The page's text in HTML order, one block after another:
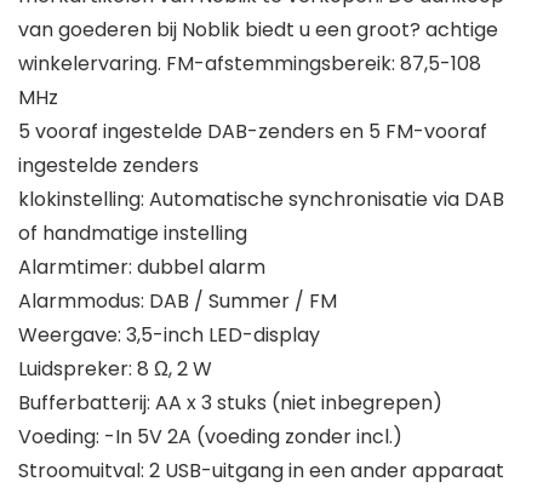
van goederen bij Noblik biedt u een groot? achtige
winkelervaring. FM-afstemmingsbereik: 87,5-108
MHz
5 vooraf ingestelde DAB-zenders en 5 FM-vooraf
ingestelde zenders
klokinstelling: Automatische synchronisatie via DAB
of handmatige instelling
Alarmtimer: dubbel alarm
Alarmmodus: DAB / Summer / FM
Weergave: 3,5-inch LED-display
Luidspreker: 8 Ω, 2 W
Bufferbatterij: AA x 3 stuks (niet inbegrepen)
Voeding: -In 5V 2A (voeding zonder incl.)
Stroomuitval: 2 USB-uitgang in een ander apparaat